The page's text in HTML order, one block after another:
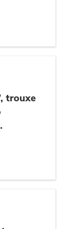
trouxe